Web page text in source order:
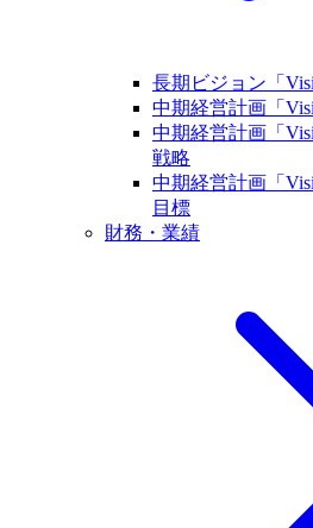
長期ビジョン「
中期経営計画「
中期経営計画「
戦略
中期経営計画「
目標
財務・業績